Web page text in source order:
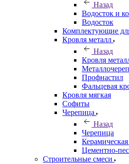
Назад
Водосток и
Водосток
Комплектующие
Кровля металл
Назад
Кровля
Профнастил
Фальцевая
Кровля мягкая
Софиты
Черепица
Назад
Черепица
Цементно-
Строительные смеси